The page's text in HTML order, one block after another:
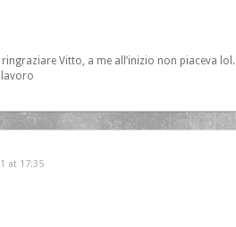
Vitto, a me all’inizio non piaceva lol.
lavoro
at 17:35